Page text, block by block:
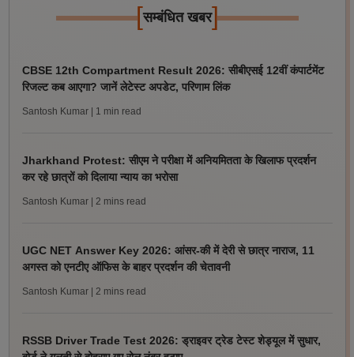
[सम्बंधित खबर]
CBSE 12th Compartment Result 2026: सीबीएसई 12वीं कंपार्टमेंट
रिजल्ट कब आएगा? जानें लेटेस्ट अपडेट, परिणाम लिंक
Santosh Kumar | 1 min read
Jharkhand Protest: सीएम ने परीक्षा में अनियमितता के खिलाफ प्रदर्शन
कर रहे छात्रों को दिलाया न्याय का भरोसा
Santosh Kumar | 2 mins read
UGC NET Answer Key 2026: आंसर-की में देरी से छात्र नाराज, 11
अगस्त को एनटीए ऑफिस के बाहर प्रदर्शन की चेतावनी
Santosh Kumar | 2 mins read
RSSB Driver Trade Test 2026: ड्राइवर ट्रेड टेस्ट शेड्यूल में सुधार,